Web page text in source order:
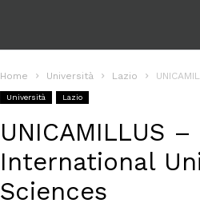
Home Università Lazio
Università Lazio
UNICAMILLUS
International
Sciences